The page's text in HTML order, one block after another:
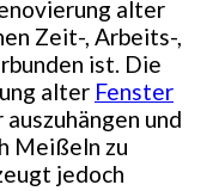
alter
Zeit-, Arbeits-,
ist. Die
alter Fenster
und
Meißeln zu
jedoch